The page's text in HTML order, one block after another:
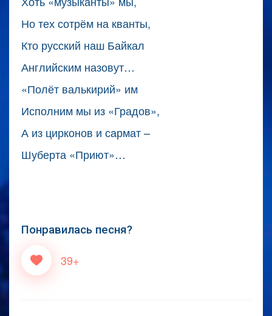
Но тех сотрём на кванты,
Кто русский наш Байкал
Английским назовут…
«Полёт валькирий» им
Исполним мы из «Градов»,
А из цирконов и сармат –
Шуберта «Приют»…
Понравилась песня?
39+